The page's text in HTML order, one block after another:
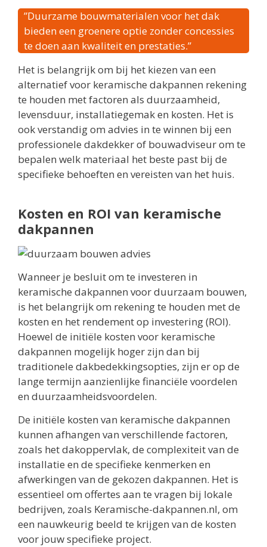
”Duurzame bouwmaterialen voor het dak
bieden een groenere optie zonder concessies
te doen aan kwaliteit en prestaties.”
Het is belangrijk om bij het kiezen van een
alternatief voor keramische dakpannen rekening
te houden met factoren als duurzaamheid,
levensduur, installatiegemak en kosten. Het is
ook verstandig om advies in te winnen bij een
professionele dakdekker of bouwadviseur om te
bepalen welk materiaal het beste past bij de
specifieke behoeften en vereisten van het huis.
Kosten en ROI van keramische
dakpannen
Wanneer je besluit om te investeren in
keramische dakpannen voor duurzaam bouwen,
is het belangrijk om rekening te houden met de
kosten en het rendement op investering (ROI).
Hoewel de initiële kosten voor keramische
dakpannen mogelijk hoger zijn dan bij
traditionele dakbedekkingsopties, zijn er op de
lange termijn aanzienlijke financiële voordelen
en duurzaamheidsvoordelen.
De initiële kosten van keramische dakpannen
kunnen afhangen van verschillende factoren,
zoals het dakoppervlak, de complexiteit van de
installatie en de specifieke kenmerken en
afwerkingen van de gekozen dakpannen. Het is
essentieel om offertes aan te vragen bij lokale
bedrijven, zoals Keramische-dakpannen.nl, om
een nauwkeurig beeld te krijgen van de kosten
voor jouw specifieke project.